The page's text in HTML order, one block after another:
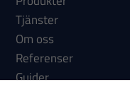
Tjänster
Om oss
Referenser
Guider